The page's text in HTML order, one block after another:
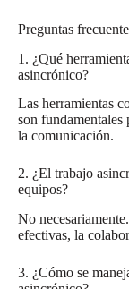
Preguntas
1. ¿Qué
asincrónico?
Las herramientas
son fundamentales
la comunicación.
2. ¿El trabajo
equipos?
No
efectivas, la
3. ¿Cómo se